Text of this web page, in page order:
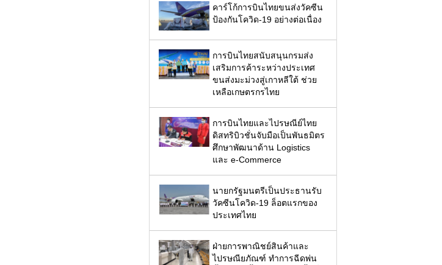
คาร์โก้การบินไทยขนส่งวัคซีน
ป้องกันโควิด-19 อย่างต่อเนื่อง
การบินไทยสนับสนุนกรมส่ง
เสริมการค้าระหว่างประเทศ
ขนส่งมะม่วงสู่เกาหลีใต้ ช่วย
เหลือเกษตรกรไทย
การบินไทยและไปรษณีย์ไทย
ดิสทริบิวชั่นจับมือเป็นพันธมิตร
ศึกษาพัฒนาด้าน Logistics
และ e-Commerce
นายกรัฐมนตรีเป็นประธานรับ
วัคซีนโควิด-19 ล็อตแรกของ
ประเทศไทย
ฝ่ายการพาณิชย์สินค้าและ
ไปรษณียภัณฑ์ ทำการฉีดพ่น